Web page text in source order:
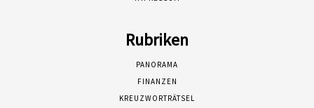
Rubriken
PANORAMA
FINANZEN
KREUZWORTRÄTSEL